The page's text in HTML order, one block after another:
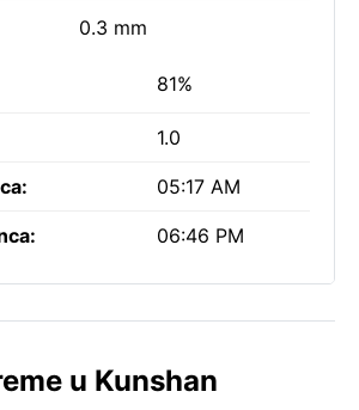
0.3 mm
81%
1.0
05:17 AM
06:46 PM
u Kunshan